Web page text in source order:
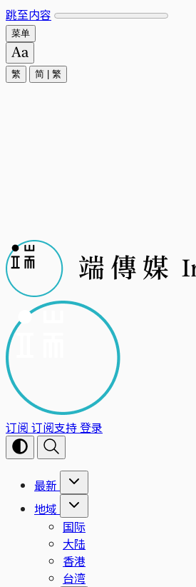
跳至内容
菜单
繁 简 繁
订阅 订阅支持登录
最新
地域
国际
大陆
香港
台湾